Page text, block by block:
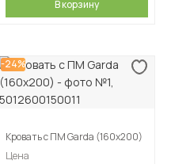
В корзину
-24%
Кровать с ПМ Garda (160х200)
Цена